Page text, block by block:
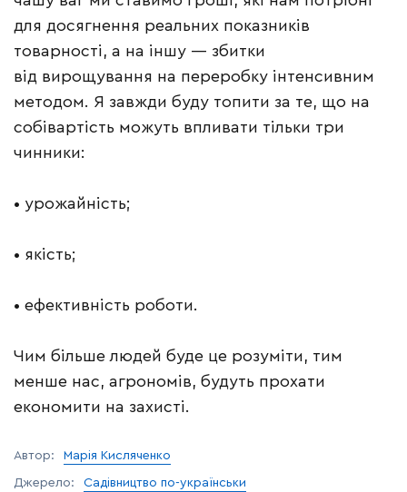
для досягнення реальних показників
товарності, а на іншу — збитки
від вирощування на переробку інтенсивним
методом. Я завжди буду топити за те, що на
собівартість можуть впливати тільки три
чинники:
• урожайність;
• якість;
• ефективність роботи.
Чим більше людей буде це розуміти, тим
менше нас, агрономів, будуть прохати
економити на захисті.
Автор: Марія Кисляченко
Джерело: Садівництво по-українськи